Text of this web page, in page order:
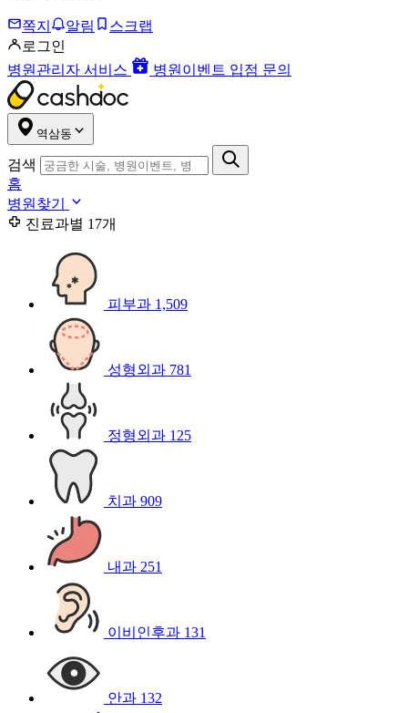
쪽지 알림
스크랩
로그인
병원관리자 서비스
병원이벤트 입점 문의
역삼동
검색
홈
병원찾기
진료과별 17개
피부과 1,509
성형외과 781
정형외과 125
치과 909
내과 251
이비인후과 131
안과 132